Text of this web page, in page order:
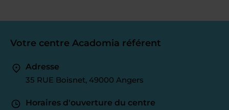
Votre centre Acadomia référent
Adresse
35 RUE Boisnet, 49000 Angers
Horaires d'ouverture du centre